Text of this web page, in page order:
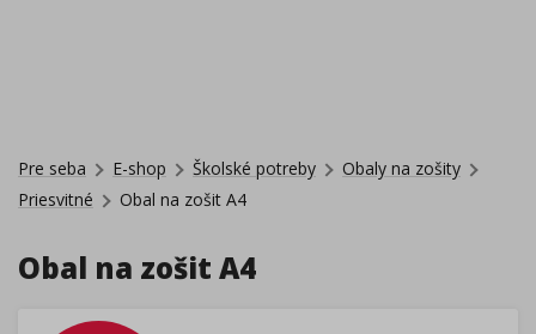
Pre seba E-shop Školské potreby
Obaly na zošity
Priesvitné
Obal na zošit A4
Obal na zošit A4